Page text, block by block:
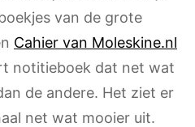
van de grote
Cahier van Moleskine.nl
notitieboek dat net wat
de andere. Het ziet er
net wat mooier uit.